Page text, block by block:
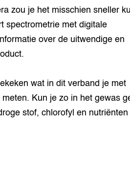
zou je het misschien sneller
spectrometrie met digitale
over de uitwendige en
wat in dit verband je met
meten. Kun je zo in het gewas
stof, chlorofyl en nutriënten